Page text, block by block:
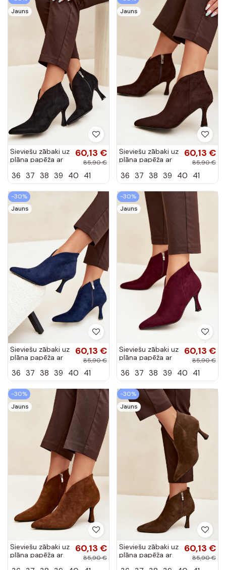
Jauns
Sieviešu zābaki uz
plāna papēža ar
melnā krāsā
60,13 €
85,90 €
36 37 38 39 40 41
Jauns
Sieviešu zābaki uz
plāna papēža ar
šokolādes krāsā
60,13 €
85,90 €
36 37 38 39 40 41
-30%
Jauns
Sieviešu zābaki uz
plāna papēža ar
tumši zilā krāsā
60,13 €
85,90 €
36 37 38 39 40 41
-30%
Jauns
Sieviešu zābaki uz
plāna papēža ar
bordo krāsā
60,13 €
85,90 €
36 37 38 39 40 41
-30%
Jauns
Sieviešu zābaki uz
plāna papēža ar
60,13 €
85,90 €
-30%
Jauns
Sieviešu zābaki uz
plāna papēža ar
60,13 €
85,90 €